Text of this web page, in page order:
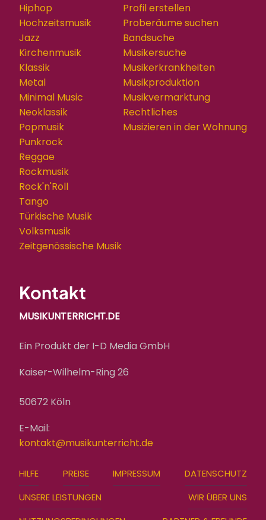
Hiphop
Hochzeitsmusik
Jazz
Kirchenmusik
Klassik
Metal
Minimal Music
Neoklassik
Popmusik
Punkrock
Reggae
Rockmusik
Rock'n'Roll
Tango
Türkische Musik
Volksmusik
Zeitgenössische Musik
Profil erstellen
Proberäume suchen
Bandsuche
Musikersuche
Musikerkrankheiten
Musikproduktion
Musikvermarktung
Rechtliches
Musizieren in der Wohnung
Kontakt
MUSIKUNTERRICHT.DE
Ein Produkt der I-D Media GmbH
Kaiser-Wilhelm-Ring 26
50672 Köln
E-Mail:
kontakt@musikunterricht.de
FOOTER
MENU
HILFE PREISE IMPRESSUM
DATENSCHUTZ
UNSERE LEISTUNGEN
WIR ÜBER UNS